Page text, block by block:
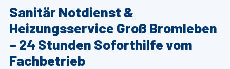
Sanitär Notdienst &
Heizungsservice Groß Bromleben
– 24 Stunden Soforthilfe vom
Fachbetrieb